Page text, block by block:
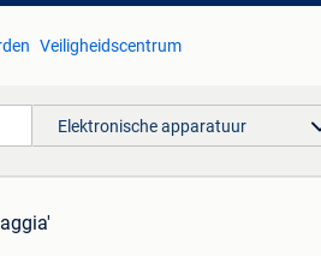
Veiligheidscentrum
Elektronische apparatuur